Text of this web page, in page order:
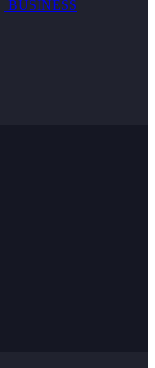
BUSINESS